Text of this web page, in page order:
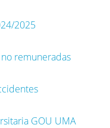
2025
remuneradas
GOU UMA